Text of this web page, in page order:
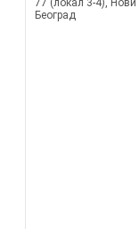
77 (локал 3-4), Нови
Београд